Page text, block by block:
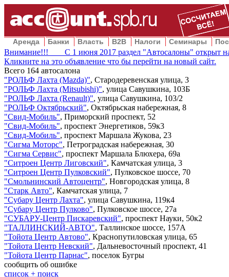
Аренда Банки Власть B2B Налоги Семинары
Внимание!!! С 1 июня 2017 раздел "Автосалоны" открыт на
Кликните на это объявление что бы перейти на новый сайт.
Всего 164 автосалона
"РОЛЬФ Лахта (Mazda)", Стародеревенская улица, 3
"РОЛЬФ Лахта (Mitsubishi)", улица Савушкина, 103Б
"РОЛЬФ Лахта (Renault)", улица Савушкина, 103/2
"РОЛЬФ Октябрьский", Октябрьская набережная, 8
"Свид-Мобиль", Приморский проспект, 52
"Свид-Мобиль", проспект Энергетиков, 59к3
"Свид-Мобиль", проспект Маршала Жукова, 23
"Сигма Моторс", Петроградская набережная, 30
"Сигма Сервис", проспект Маршала Блюхера, 69а
"Ситроен Центр Лиговский", Камчатская улица, 3
"Ситроен Центр Пулковский", Пулковское шоссе, 70
"Смольнинский Автоцентр", Новгородская улица, 8
"Старк Авто", Камчатская улица, 7
"Субару Центр Лахта", улица Савушкина, 119к4
"Субару Центр Пулково", Пулковское шоссе, 27а
"СУБАРУ-Центр Пискаревский", проспект Науки, 50к2
"ТАЛЛИНСКИЙ-АВТО", Таллинское шоссе, 157А
"Тойота Центр Автово", Краснопутиловская улица, 65
"Тойота Центр Невский", Дальневосточный проспект, 41
"Тойота Центр Парнас", поселок Бугры
сообщить об ошибке
cписок + поиск